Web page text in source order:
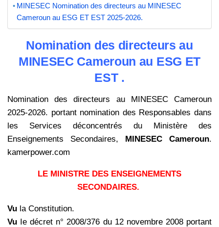
MINESEC Nomination des directeurs au MINESEC
Cameroun au ESG ET EST 2025-2026.
Nomination des directeurs au
MINESEC Cameroun au ESG ET
EST .
Nomination des directeurs au MINESEC Cameroun
2025-2026. portant nomination des Responsables dans
les Services déconcentrés du Ministère des
Enseignements Secondaires, MINESEC Cameroun.
kamerpower.com
LE MINISTRE DES ENSEIGNEMENTS
SECONDAIRES.
Vu la Constitution.
Vu Ie décret n° 2008/376 du 12 novembre 2008 portant